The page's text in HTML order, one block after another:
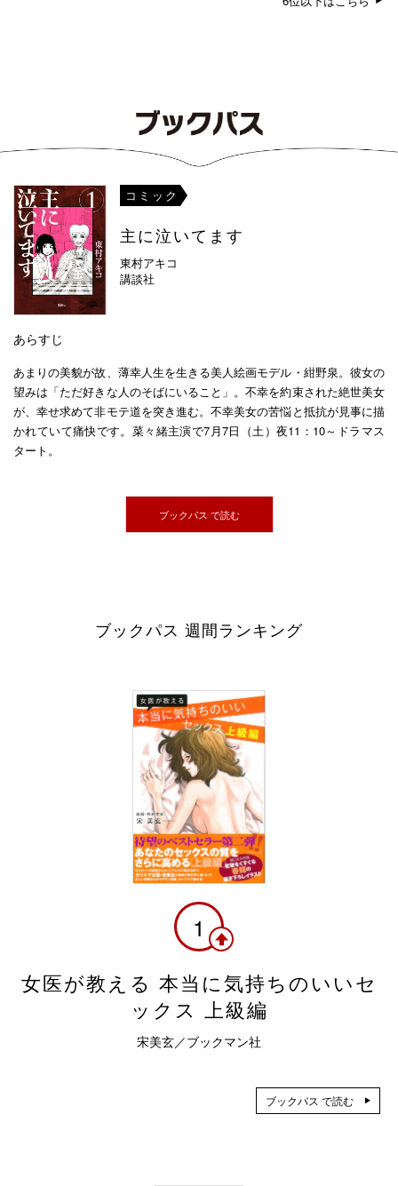
コミック
主に泣いてます
東村アキコ
講談社
あらすじ
あまりの美貌が故、薄幸人生を生きる美人絵画モデル・紺野泉。彼女の
望みは「ただ好きな人のそばにいること」。不幸を約束された絶世美女
が、幸せ求めて非モテ道を突き進む。不幸美女の苦悩と抵抗が見事に描
かれていて痛快です。菜々緒主演で7月7日（土）夜11：10～ドラマス
タート。
ブックパス で読む
ブックパス 週間ランキング
1
女医が教える 本当に気持ちのいいセ
ックス 上級編
宋美玄／ブックマン社
ブックパス で読む